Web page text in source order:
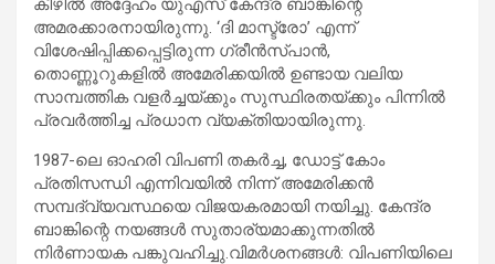
അമരക്കാരനായിരുന്നു. ‘ദി മാസ്ട്രോ’ എന്ന്
വിശേഷിപ്പിക്കപ്പെട്ടിരുന്ന ഗ്രീൻസ്പാൻ,
തൊണ്ണൂറുകളിൽ അമേരിക്കയിൽ ഉണ്ടായ വലിയ
സാമ്പത്തിക വളർച്ചയ്ക്കും സുസ്ഥിരതയ്ക്കും പിന്നിൽ
പ്രവർത്തിച്ച പ്രധാന വ്യക്തിയായിരുന്നു.
1987-ലെ ഓഹരി വിപണി തകർച്ച, ഡോട്ട് കോം
പ്രതിസന്ധി എന്നിവയിൽ നിന്ന് അമേരിക്കൻ
സമ്പദ്‌വ്യവസ്ഥയെ വിജയകരമായി നയിച്ചു. കേന്ദ്ര
ബാങ്കിന്റെ നയങ്ങൾ സുതാര്യമാക്കുന്നതിൽ
നിർണായക പങ്കുവഹിച്ചു.വിമർശനങ്ങൾ: വിപണിയിലെ